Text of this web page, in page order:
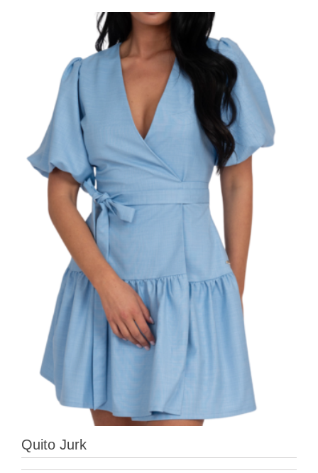
Quito Jurk